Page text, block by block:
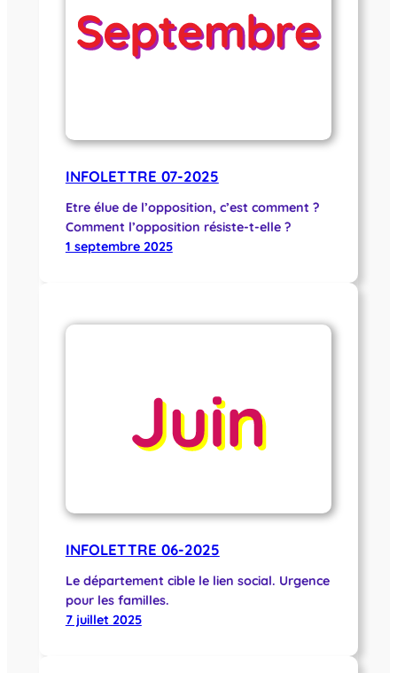
INFOLETTRE 07-2025
Etre élue de l’opposition, c’est comment ?
Comment l’opposition résiste-t-elle ?
1 septembre 2025
INFOLETTRE 06-2025
Le département cible le lien social. Urgence
pour les familles.
7 juillet 2025